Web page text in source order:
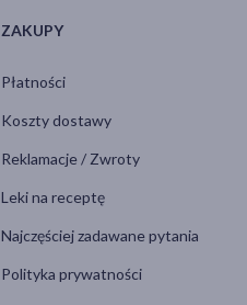
ZAKUPY
Płatności
Koszty dostawy
Reklamacje / Zwroty
Leki na receptę
Najczęściej zadawane pytania
Polityka prywatności